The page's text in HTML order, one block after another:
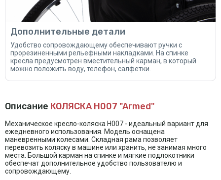
Дополнительные детали
Удобство сопровождающему обеспечивают ручки с
прорезиненными рельефными накладками. На спинке
кресла предусмотрен вместительный карман, в который
можно положить воду, телефон, салфетки.
Описание КОЛЯСКА H007 "Armed"
Механическое кресло-коляска H007 - идеальный вариант для
ежедневного использования. Модель оснащена
маневренными колесами. Складная рама позволяет
перевозить коляску в машине или хранить, не занимая много
места. Большой карман на спинке и мягкие подлокотники
обеспечат дополнительное удобство пользователю и
сопровождающему.